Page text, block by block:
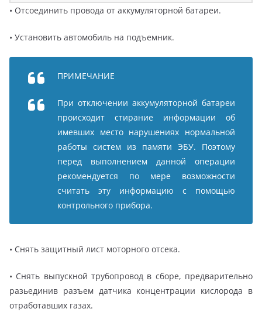
• Отсоединить провода от аккумуляторной батареи.
• Установить автомобиль на подъемник.
ПРИМЕЧАНИЕ
При отключении аккумуляторной батареи
происходит стирание информации об
имевших место нарушениях нормальной
работы систем из памяти ЭБУ. Поэтому
перед выполнением данной операции
рекомендуется по мере возможности
считать эту информацию с помощью
контрольного прибора.
• Снять защитный лист моторного отсека.
• Снять выпускной трубопровод в сборе, предварительно
разьединив разъем датчика концентрации кислорода в
отработавших газах.